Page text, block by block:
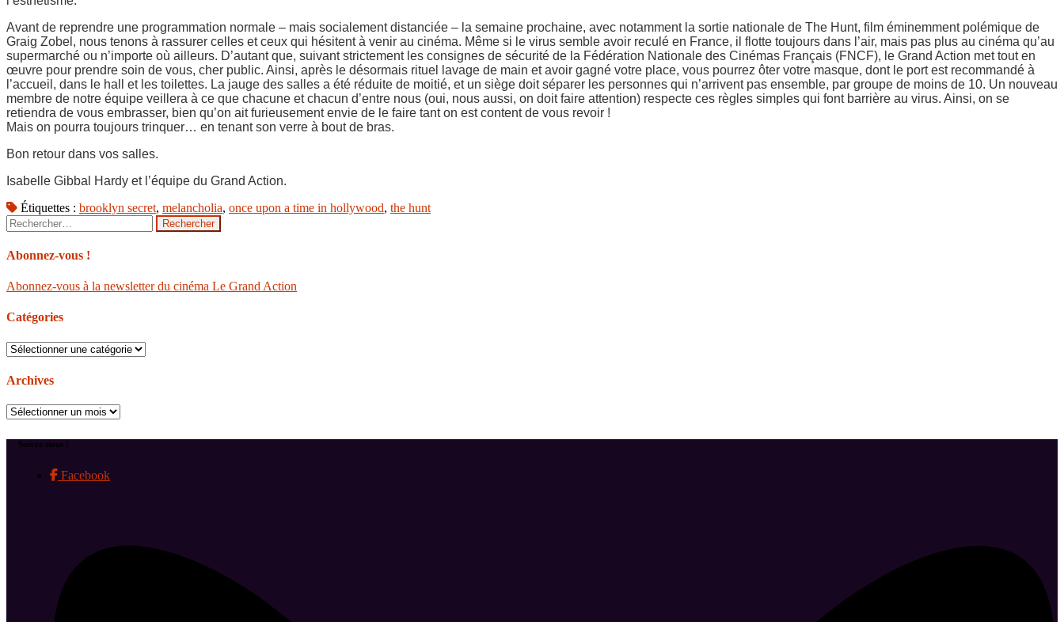
Avant de reprendre une programmation normale – mais socialement distanciée – la semaine prochaine, avec notamment la sortie nationale de The Hunt, film éminemment polémique de
Graig Zobel, nous tenons à rassurer celles et ceux qui hésitent à venir au cinéma. Même si le virus semble avoir reculé en France, il flotte toujours dans l’air, mais pas plus au cinéma qu’au
supermarché ou n’importe où ailleurs. D’autant que, suivant strictement les consignes de sécurité de la Fédération Nationale des Cinémas Français (FNCF), le Grand Action met tout en
œuvre pour prendre soin de vous, cher public. Ainsi, après le désormais rituel lavage de main et avoir gagné votre place, vous pourrez ôter votre masque, dont le port est recommandé à
l’accueil, dans le hall et les toilettes. La jauge des salles a été réduite de moitié, et un siège doit séparer les personnes qui n’arrivent pas ensemble, par groupe de moins de 10. Un nouveau
membre de notre équipe veillera à ce que chacune et chacun d’entre nous (oui, nous aussi, on doit faire attention) respecte ces règles simples qui font barrière au virus. Ainsi, on se
retiendra de vous embrasser, bien qu’on ait furieusement envie de le faire tant on est content de vous revoir !
Mais on pourra toujours trinquer… en tenant son verre à bout de bras.
Bon retour dans vos salles.
Isabelle Gibbal Hardy et l’équipe du Grand Action.
Étiquettes : brooklyn secret, melancholia, once upon a time in hollywood, the hunt
Rechercher :
Abonnez-vous !
Abonnez-vous à la newsletter du cinéma Le Grand Action
Catégories
Catégories
Archives
Archives
Suivez-nous !
Facebook